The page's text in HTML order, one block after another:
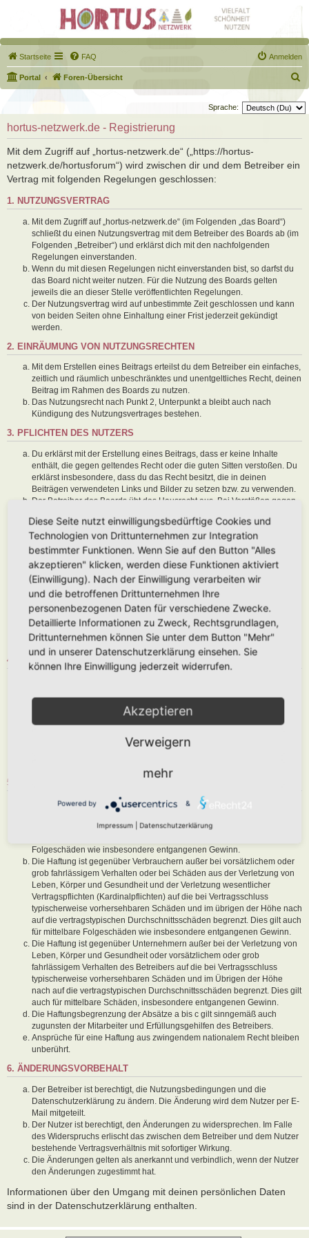
Startseite FAQ Anmelden
Portal Foren-Übersicht
u
c
Sprache:
hortus-netzwerk.de - Registrierung
Mit dem Zugriff auf „hortus-netzwerk.de“ („https://hortus-
netzwerk.de/hortusforum“) wird zwischen dir und dem Betreiber ein
Vertrag mit folgenden Regelungen geschlossen:
1. NUTZUNGSVERTRAG
Mit dem Zugriff auf „hortus-netzwerk.de“ (im Folgenden „das Board“)
schließt du einen Nutzungsvertrag mit dem Betreiber des Boards ab (im
Folgenden „Betreiber“) und erklärst dich mit den nachfolgenden
Regelungen einverstanden.
Wenn du mit diesen Regelungen nicht einverstanden bist, so darfst du
das Board nicht weiter nutzen. Für die Nutzung des Boards gelten
jeweils die an dieser Stelle veröffentlichten Regelungen.
Der Nutzungsvertrag wird auf unbestimmte Zeit geschlossen und kann
von beiden Seiten ohne Einhaltung einer Frist jederzeit gekündigt
werden.
2. EINRÄUMUNG VON NUTZUNGSRECHTEN
Mit dem Erstellen eines Beitrags erteilst du dem Betreiber ein einfaches,
zeitlich und räumlich unbeschränktes und unentgeltliches Recht, deinen
Beitrag im Rahmen des Boards zu nutzen.
Das Nutzungsrecht nach Punkt 2, Unterpunkt a bleibt auch nach
Kündigung des Nutzungsvertrages bestehen.
3. PFLICHTEN DES NUTZERS
Du erklärst mit der Erstellung eines Beitrags, dass er keine Inhalte
enthält, die gegen geltendes Recht oder die guten Sitten verstoßen. Du
erklärst insbesondere, dass du das Recht besitzt, die in deinen
Beiträgen verwendeten Links und Bilder zu setzen bzw. zu verwenden.
Der Betreiber des Boards übt das Hausrecht aus. Bei Verstößen gegen
Regeln kann der Betreiber dich nach Abmahnung zeitweise oder
dauerhaft von der Nutzung dieses Boards ausschließen und dir ein
Hausverbot erteilen.
Du nimmst zur Kenntnis, dass der Betreiber keine Verantwortung für die
Inhalte von Beiträgen übernimmt, die er nicht selbst erstellt hat oder die
er nicht zur Kenntnis genommen hat. Du gestattest dem Betreiber, dein
Benutzerkonto, Beiträge und Funktionen jederzeit zu löschen oder zu
sperren.
Du gestattest dem Betreiber darüber hinaus, deine Beiträge
abzuändern, sofern sie gegen o. g. Regeln verstoßen oder geeignet
sind, dem Betreiber oder einem Dritten Schaden zuzufügen.
4. GENERAL PUBLIC LICENSE
www.phpbb.com
Informationen werden durch die deutschsprachige Community unter
www.phpbb.dezur Verfügung gestellt. Beide haben keinen Einfluss auf
die Art und Weise, wie die Software verwendet wird. Sie können
insbesondere die Verwendung der Software für bestimmte Zwecke nicht
5. GEWÄHRLEISTUNG
Der Betreiber haftet mit Ausnahme der Verletzung von Leben, Körper
und Gesundheit und der Verletzung wesentlicher Vertragspflichten
(Kardinalpflichten) nur für Schäden, die auf ein vorsätzliches oder grob
Folgeschäden wie insbesondere entgangenen Gewinn.
Die Haftung ist gegenüber Verbrauchern außer bei vorsätzlichem oder
grob fahrlässigem Verhalten oder bei Schäden aus der Verletzung von
Leben, Körper und Gesundheit und der Verletzung wesentlicher
Vertragspflichten (Kardinalpflichten) auf die bei Vertragsschluss
typischerweise vorhersehbaren Schäden und im übrigen der Höhe nach
auf die vertragstypischen Durchschnittsschäden begrenzt. Dies gilt auch
für mittelbare Folgeschäden wie insbesondere entgangenen Gewinn.
Die Haftung ist gegenüber Unternehmern außer bei der Verletzung von
Leben, Körper und Gesundheit oder vorsätzlichem oder grob
fahrlässigem Verhalten des Betreibers auf die bei Vertragsschluss
typischerweise vorhersehbaren Schäden und im Übrigen der Höhe
nach auf die vertragstypischen Durchschnittsschäden begrenzt. Dies gilt
auch für mittelbare Schäden, insbesondere entgangenen Gewinn.
Die Haftungsbegrenzung der Absätze a bis c gilt sinngemäß auch
zugunsten der Mitarbeiter und Erfüllungsgehilfen des Betreibers.
Ansprüche für eine Haftung aus zwingendem nationalem Recht bleiben
unberührt.
6. ÄNDERUNGSVORBEHALT
Der Betreiber ist berechtigt, die Nutzungsbedingungen und die
Datenschutzerklärung zu ändern. Die Änderung wird dem Nutzer per E-
Mail mitgeteilt.
Der Nutzer ist berechtigt, den Änderungen zu widersprechen. Im Falle
des Widerspruchs erlischt das zwischen dem Betreiber und dem Nutzer
bestehende Vertragsverhältnis mit sofortiger Wirkung.
Die Änderungen gelten als anerkannt und verbindlich, wenn der Nutzer
den Änderungen zugestimmt hat.
Informationen über den Umgang mit deinen persönlichen Daten
sind in der Datenschutzerklärung enthalten.
Diese Seite nutzt einwilligungsbedürftige Cookies und
Technologien von Drittunternehmen zur Integration
bestimmter Funktionen. Wenn Sie auf den Button "Alles
akzeptieren" klicken, werden diese Funktionen aktiviert
(Einwilligung). Nach der Einwilligung verarbeiten wir
und die betroffenen Drittunternehmen Ihre
personenbezogenen Daten für verschiedene Zwecke.
Detaillierte Informationen zu Zweck, Rechtsgrundlagen,
Drittunternehmen können Sie unter dem Button "Mehr"
und in unserer Datenschutzerklärung einsehen. Sie
können Ihre Einwilligung jederzeit widerrufen.
Akzeptieren
Verweigern
mehr
Powered by &
Impressum Datenschutzerklärung